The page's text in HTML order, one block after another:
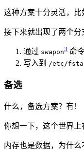
这种方案十分灵活，
接下来就出现了两个分
通过 swapon3 命
写入到 /etc/
备选
什么，备选方案？有！
你想一下，这个世界
内存也是数据，为什么